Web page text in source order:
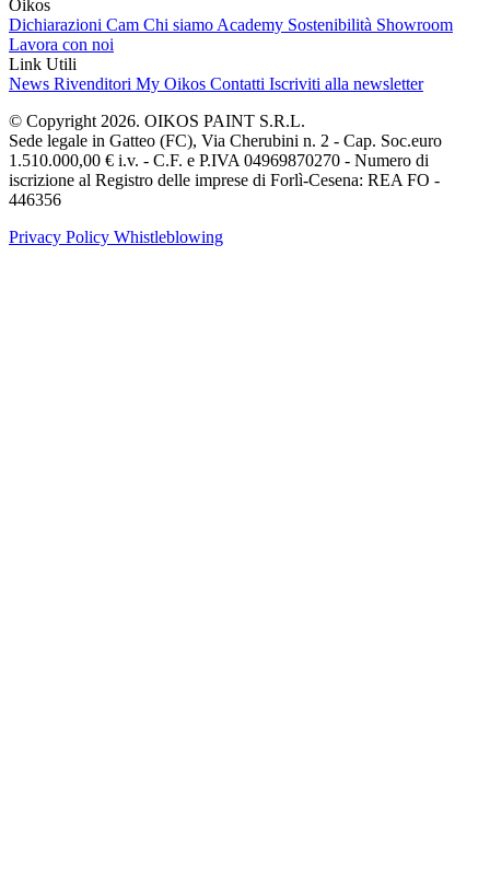
Oikos
Dichiarazioni Cam Chi siamo Academy Sostenibilità Showroom
Lavora con noi
Link Utili
News Rivenditori My Oikos Contatti Iscriviti alla newsletter
© Copyright 2026. OIKOS PAINT S.R.L.
Sede legale in Gatteo (FC), Via Cherubini n. 2 - Cap. Soc.euro
1.510.000,00 € i.v. - C.F. e P.IVA 04969870270 - Numero di
iscrizione al Registro delle imprese di Forlì-Cesena: REA FO -
446356
Privacy Policy Whistleblowing